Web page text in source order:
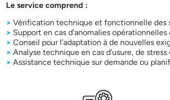
Le service comprend :
> Vérification technique et fonctionnelle des
> Support en cas d’anomalies
> Conseil pour l’adaptation à de nouvelles
> Analyse technique en cas d’usure, de
> Assistance technique sur demande ou